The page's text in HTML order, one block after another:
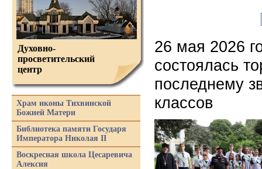
26 мая 2026
состоялась
последнему
классов
Духовно-
просветительский
центр
Храм иконы Тихвинской
Божией Матери
Библиотека памяти Государя
Императора Николая II
Воскресная школа Цесаревича
Алексия